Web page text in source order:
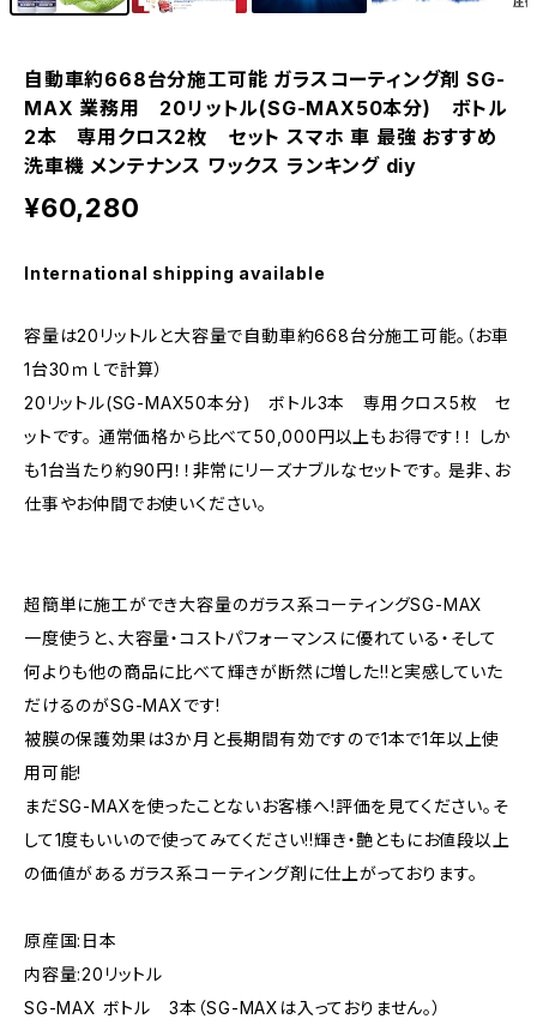
自動車約668台分施工可能 ガラスコーティング剤 SG-
MAX 業務用 20リットル(SG-MAX50本分) ボトル
2本 専用クロス2枚 セット スマホ 車 最強 おすすめ
洗車機 メンテナンス ワックス ランキング diy
¥60,280
International shipping available
容量は20リットルと大容量で自動車約668台分施工可能。（お車
1台30ｍｌで計算）
20リットル(SG-MAX50本分) ボトル3本 専用クロス5枚 セ
ットです。 通常価格から比べて50,000円以上もお得です！！ しか
も1台当たり約90円！！非常にリーズナブルなセットです。 是非、お
仕事やお仲間でお使いください。
超簡単に施工ができ大容量のガラス系コーティングSG-MAX
一度使うと、大容量・コストパフォーマンスに優れている・そして
何よりも他の商品に比べて輝きが断然に増した!!と実感していた
だけるのがSG-MAXです!
被膜の保護効果は3か月と長期間有効ですので1本で1年以上使
用可能!
まだSG-MAXを使ったことないお客様へ!評価を見てください。そ
して1度もいいので使ってみてください!!輝き・艶ともにお値段以上
の価値があるガラス系コーティング剤に仕上がっております。
原産国:日本
内容量:20リットル
SG-MAX ボトル 3本（SG-MAXは入っておりません。）